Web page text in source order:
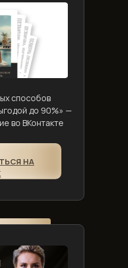
способов
до 90%» —
во ВКонтакте
НА